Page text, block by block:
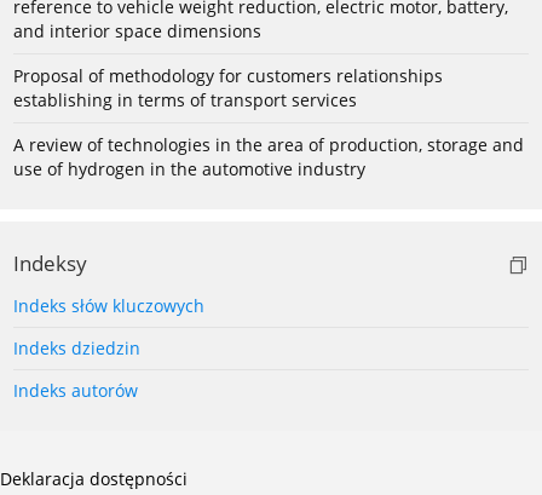
reference to vehicle weight reduction, electric motor, battery,
and interior space dimensions
Proposal of methodology for customers relationships
establishing in terms of transport services
A review of technologies in the area of production, storage and
use of hydrogen in the automotive industry
Indeksy
Indeks słów kluczowych
Indeks dziedzin
Indeks autorów
Deklaracja dostępności